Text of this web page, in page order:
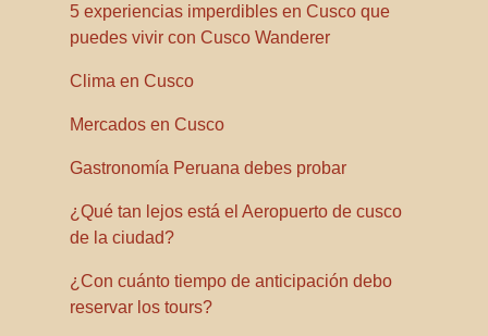
5 experiencias imperdibles en Cusco que
puedes vivir con Cusco Wanderer
Clima en Cusco
Mercados en Cusco
Gastronomía Peruana debes probar
¿Qué tan lejos está el Aeropuerto de cusco
de la ciudad?
¿Con cuánto tiempo de anticipación debo
reservar los tours?